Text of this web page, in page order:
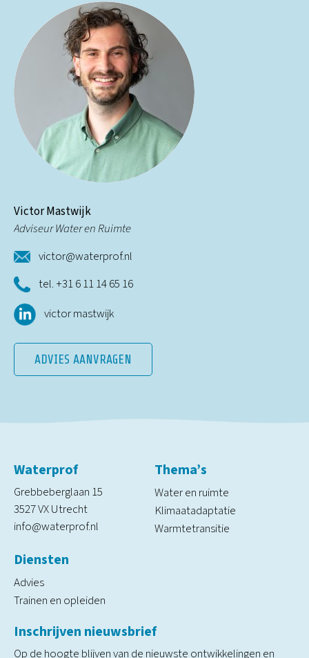
Victor Mastwijk
Adviseur Water en Ruimte
victor@waterprof.nl
tel. +31 6 11 14 65 16
victor mastwijk
ADVIES AANVRAGEN
Waterprof
Grebbeberglaan 15
3527 VX Utrecht
info@waterprof.nl
Thema’s
Water en ruimte
Klimaatadaptatie
Warmtetransitie
Diensten
Advies
Trainen en opleiden
Inschrijven nieuwsbrief
Op de hoogte blijven van de nieuwste ontwikkelingen en